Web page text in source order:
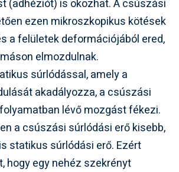
(adhéziót) is okozhat. A csúszási
ezen mikroszkopikus kötések
a felületek deformációjából ered,
elmozdulnak.
súrlódással, amely a
akadályozza, a csúszási
lévő mozgást fékezi.
a csúszási súrlódási erő kisebb,
statikus súrlódási erő. Ezért
hogy egy nehéz szekrényt